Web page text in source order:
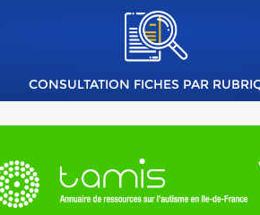
CONSULTATION FICHES PAR